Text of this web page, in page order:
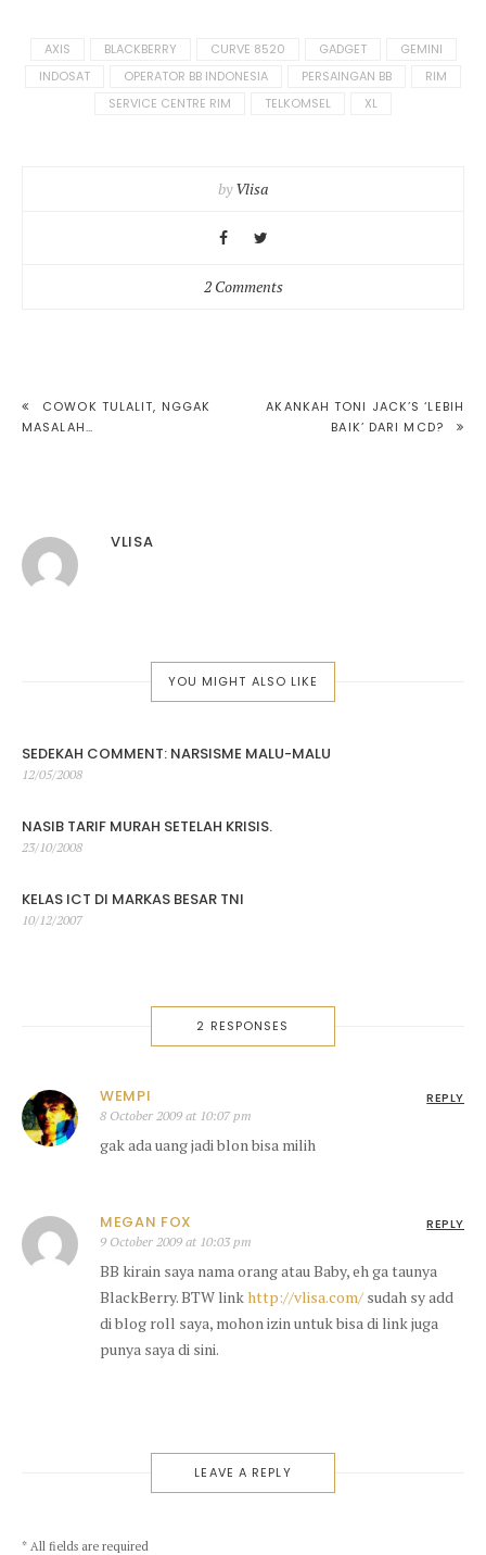
Tagged
in:
AXIS BLACKBERRY CURVE 8520 GADGET
GEMINI
INDOSAT
OPERATOR BB INDONESIA PERSAINGAN BB
RIM
SERVICE CENTRE RIM
TELKOMSEL XL
byVlisa
2 Comments
POST
AKANKAH TONI JACK’S ‘LEBIH
BAIK’ DARI MCD?
COWOK TULALIT, NGGAK
MASALAH…
VLISA
YOU MIGHT ALSO LIKE
SEDEKAH COMMENT: NARSISME MALU-MALU
Posted
12/05/2008
NASIB TARIF MURAH SETELAH KRISIS.
Posted
23/10/2008
KELAS ICT DI MARKAS BESAR TNI
Posted
10/12/2007
2 RESPONSES
WEMPI REPLY
8 October 2009 at 10:07 pm
gak ada uang jadi blon bisa milih
MEGAN FOX REPLY
9 October 2009 at 10:03 pm
BB kirain saya nama orang atau Baby, eh ga taunya
BlackBerry. BTW link http://vlisa.com/ sudah sy add
di blog roll saya, mohon izin untuk bisa di link juga
punya saya di sini.
LEAVE A REPLY
* All fields are required